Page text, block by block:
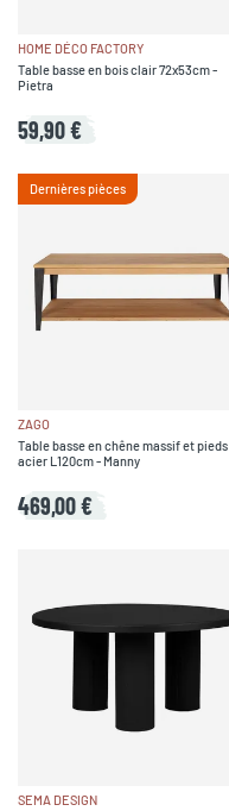
HOME DÉCO FACTORY
Table basse en bois clair 72x53cm -
Pietra
59,90 €
Dernières pièces
ZAGO
Table basse en chêne massif et pieds
acier L120cm - Manny
469,00 €
SEMA DESIGN